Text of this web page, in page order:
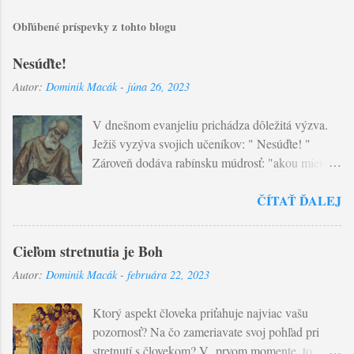
Obľúbené príspevky z tohto blogu
Nesúďte!
Autor: Dominik Macák - júna 26, 2023
V dnešnom evanjeliu prichádza dôležitá výzva.
Ježiš vyzýva svojich učeníkov: " Nesúďte! "
Zároveň dodáva rabínsku múdrosť: "akou mierou
Súdiť v tomto slova zmysle znamená posudzovať
úsudok je obmedzený v poznaní. Žiaden človek
nepozná srdce toho druhého. A nepozná ani
posudzovania tkvie ešte v jednej veci - tým
najčastejšie ospravedlňujeme seba samých . Na
ČÍTAŤ ĎALEJ
Cieľom stretnutia je Boh
Autor: Dominik Macák - februára 22, 2023
Ktorý aspekt človeka priťahuje najviac vašu
pozornosť? Na čo zameriavate svoj pohľad pri
stretnutí s človekom? V prvom momente, to